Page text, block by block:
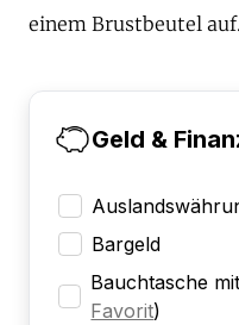
einem Brustbeutel auf.
Geld &
Bargeld
Bauchtasche
Favorit)